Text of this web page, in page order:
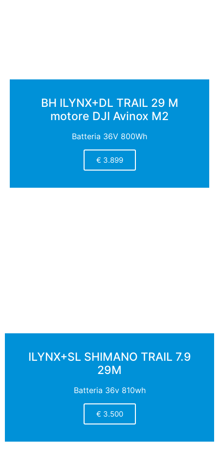
BH ILYNX+DL TRAIL 29 M
motore DJI Avinox M2
Batteria 36V 800Wh
€ 3.899
ILYNX+SL SHIMANO TRAIL 7.9
29M
Batteria 36v 810wh
€ 3.500